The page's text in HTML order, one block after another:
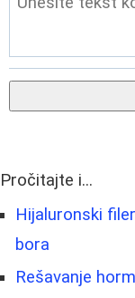
Pročitajte i...
Hijaluronski
bora
Rešavanje